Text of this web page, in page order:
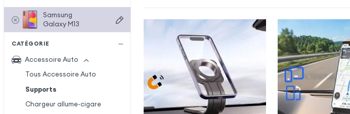
Samsung
Galaxy M13
CATÉGORIE
Accessoire Auto
Tous Accessoire Auto
Supports
Chargeur allume-cigare